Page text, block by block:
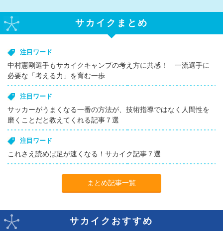
サカイクまとめ
注目ワード
中村憲剛選手もサカイクキャンプの考え方に共感！ 一流選手に
必要な「考える力」を育む一歩
注目ワード
サッカーがうまくなる一番の方法が、技術指導ではなく人間性を
磨くことだと教えてくれる記事７選
注目ワード
これさえ読めば足が速くなる！サカイク記事７選
まとめ記事一覧
サカイクおすすめ